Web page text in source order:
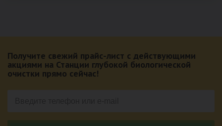
Получите свежий прайс-лист с действующими
акциями на Станции глубокой биологической
очистки прямо сейчас!